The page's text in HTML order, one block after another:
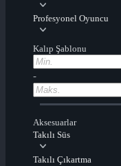
Profesyonel Oyuncu
Kalıp Şablonu
-
Aksesuarlar
Takılı Süs
Takılı Çıkartma